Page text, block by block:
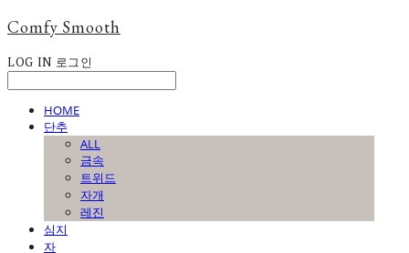
Comfy Smooth
LOG IN 로그인
HOME
단추
ALL
금속
트위드
자개
레진
심지
자